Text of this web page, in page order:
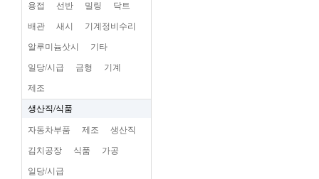
용접 선반 밀링 닥트
배관 새시 기계정비수리
알루미늄삿시 기타
일당/시급 금형 기계
제조
생산직/식품
자동차부품 제조 생산직
김치공장 식품 가공
일당/시급